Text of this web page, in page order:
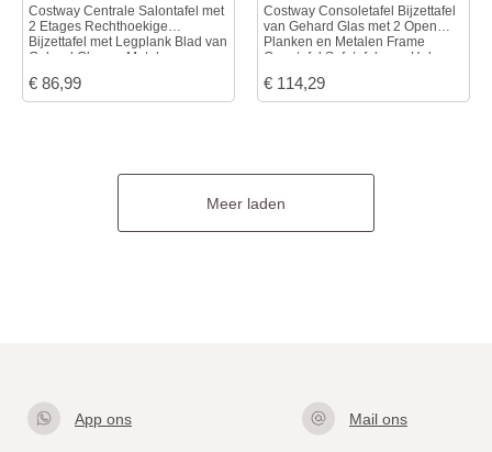
Costway Centrale Salontafel met
2 Etages Rechthoekige
Bijzettafel met Legplank Blad van
Gehard Glas en Metalen
€ 86,99
Costway Consoletafel Bijzettafel
van Gehard Glas met 2 Open
Planken en Metalen Frame
Gangtafel Sofatafel voor Hal
€ 114,29
Meer laden
App ons
Mail ons